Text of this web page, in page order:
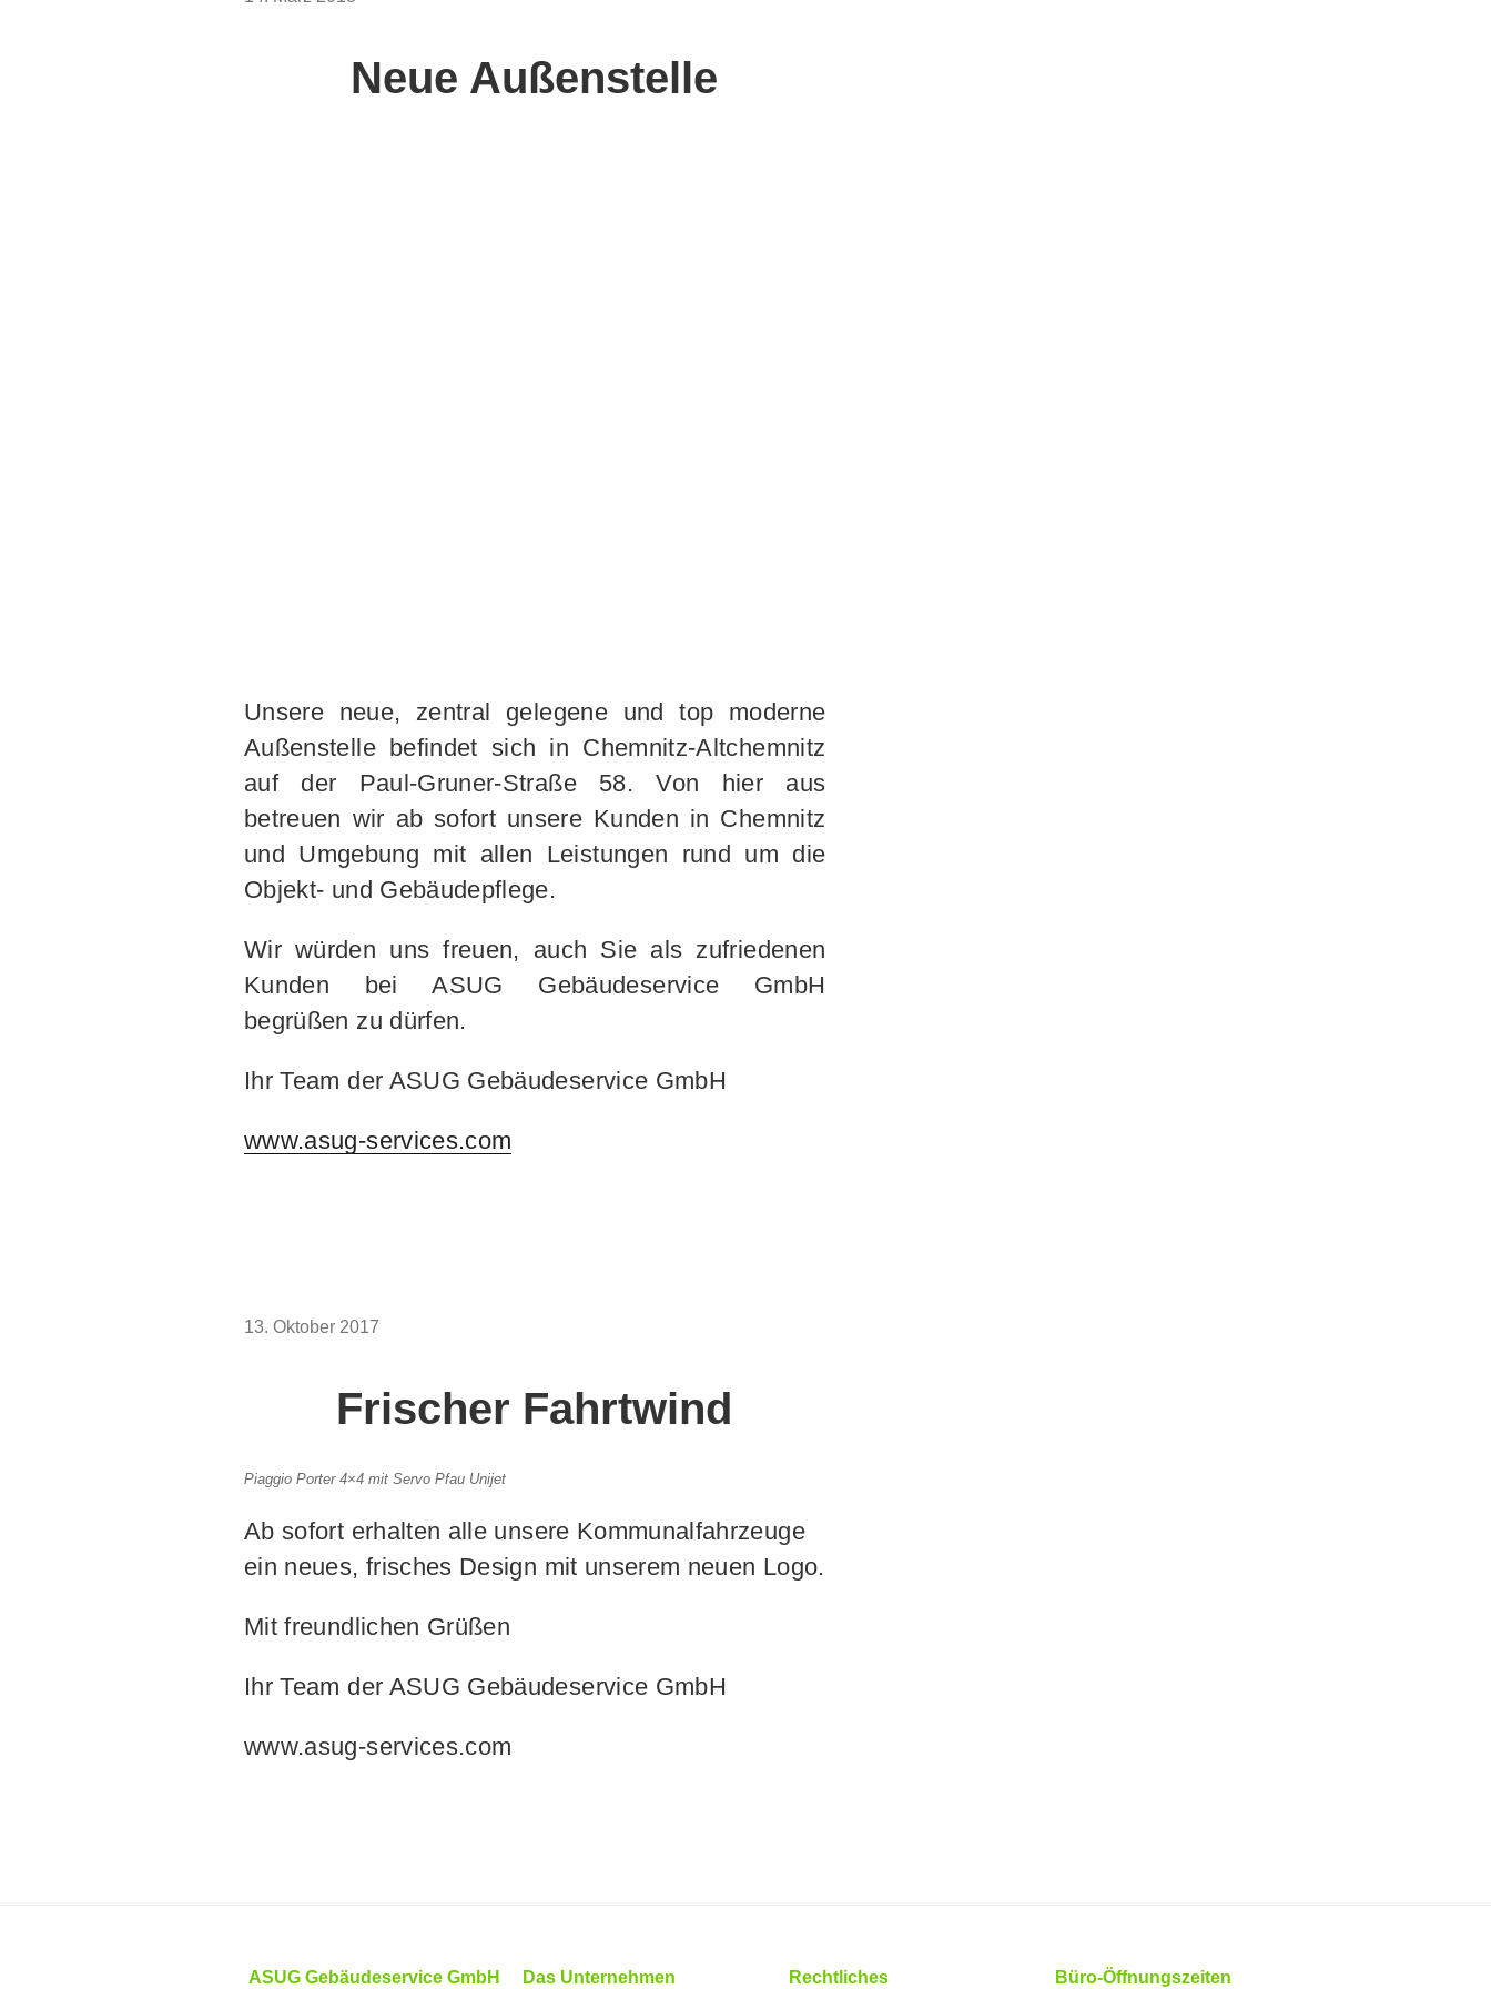
Neue Außenstelle
Unsere neue, zentral gelegene und top moderne
Außenstelle befindet sich in Chemnitz-Altchemnitz
auf der Paul-Gruner-Straße 58. Von hier aus
betreuen wir ab sofort unsere Kunden in Chemnitz
und Umgebung mit allen Leistungen rund um die
Objekt- und Gebäudepflege.
Wir würden uns freuen, auch Sie als zufriedenen
Kunden bei ASUG Gebäudeservice GmbH
begrüßen zu dürfen.
Ihr Team der ASUG Gebäudeservice GmbH
www.asug-services.com
VERÖFFENTLICHT
13. Oktober 2017
Frischer Fahrtwind
Piaggio Porter 4×4 mit Servo Pfau Unijet
Ab sofort erhalten alle unsere Kommunalfahrzeuge
ein neues, frisches Design mit unserem neuen Logo.
Mit freundlichen Grüßen
Ihr Team der ASUG Gebäudeservice GmbH
www.asug-services.com
ASUG Gebäudeservice GmbH Das Unternehmen Rechtliches Büro-Öffnungszeiten